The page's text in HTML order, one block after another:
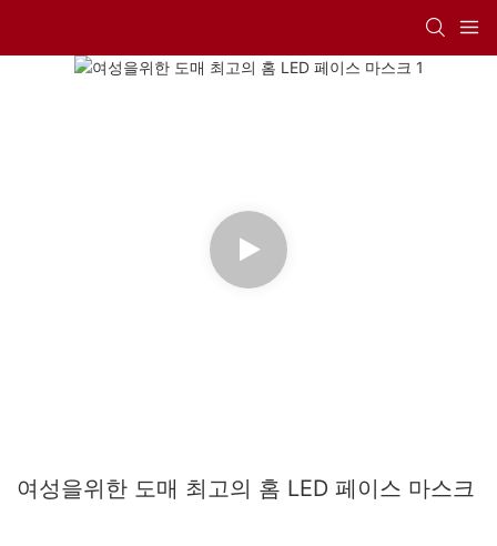
여성을위한 도매 최고의 홈 LED 페이스 마스크